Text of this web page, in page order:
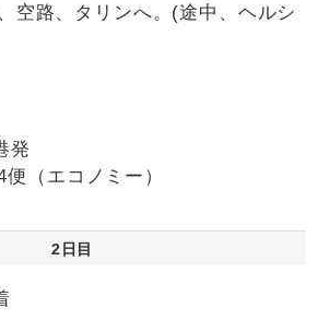
空路、タリンへ。(途中、ヘルシ
発
（エコノミー）
2日目